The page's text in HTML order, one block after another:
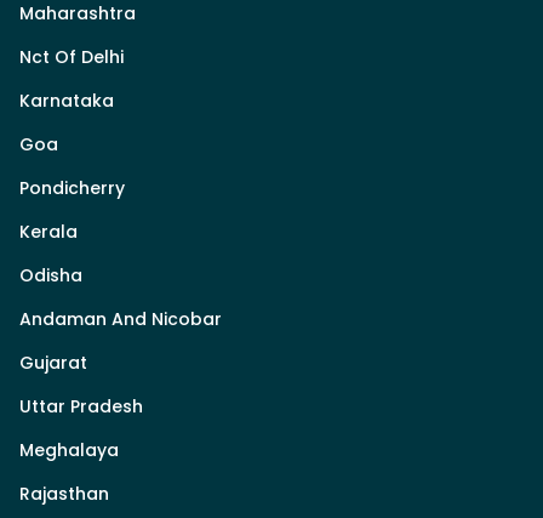
Maharashtra
Nct Of Delhi
Karnataka
Goa
Pondicherry
Kerala
Odisha
Andaman And Nicobar
Gujarat
Uttar Pradesh
Meghalaya
Rajasthan